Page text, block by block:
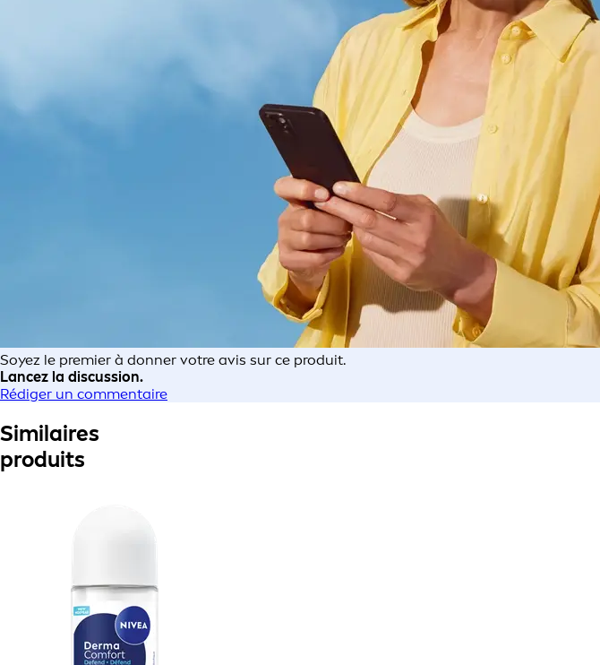
Soyez le premier à donner votre avis sur ce produit.
Lancez la discussion.
Rédiger un commentaire
Similaires
produits